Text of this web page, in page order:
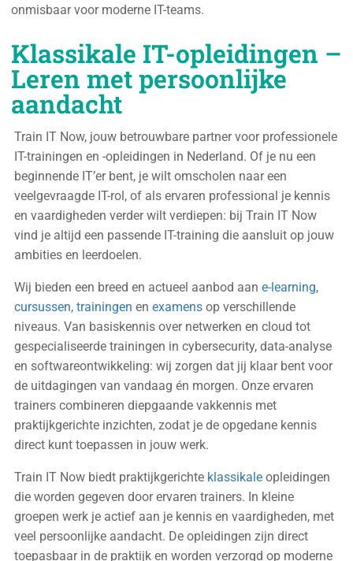
onmisbaar voor moderne IT-teams.
Klassikale IT-opleidingen –
Leren met persoonlijke
aandacht
Train IT Now, jouw betrouwbare partner voor professionele
IT-trainingen en -opleidingen in Nederland. Of je nu een
beginnende IT’er bent, je wilt omscholen naar een
veelgevraagde IT-rol, of als ervaren professional je kennis
en vaardigheden verder wilt verdiepen: bij Train IT Now
vind je altijd een passende IT-training die aansluit op jouw
ambities en leerdoelen.
Wij bieden een breed en actueel aanbod aan e-learning,
cursussen, trainingen en examens op verschillende
niveaus. Van basiskennis over netwerken en cloud tot
gespecialiseerde trainingen in cybersecurity, data-analyse
en softwareontwikkeling: wij zorgen dat jij klaar bent voor
de uitdagingen van vandaag én morgen. Onze ervaren
trainers combineren diepgaande vakkennis met
praktijkgerichte inzichten, zodat je de opgedane kennis
direct kunt toepassen in jouw werk.
Train IT Now biedt praktijkgerichte klassikale opleidingen
die worden gegeven door ervaren trainers. In kleine
groepen werk je actief aan je kennis en vaardigheden, met
veel persoonlijke aandacht. De opleidingen zijn direct
toepasbaar in de praktijk en worden verzorgd op moderne